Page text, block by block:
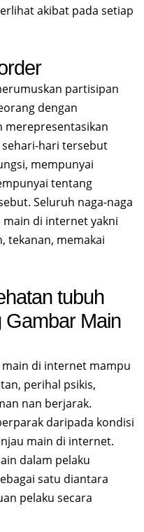
akibat pada setiap
partisipan
dengan
merepresentasikan
hari tersebut
mempunyai
tentang
Seluruh naga-naga
di internet yakni
tekanan, memakai
tubuh
Gambar Main
di internet mampu
perihal psikis,
nan berjarak.
daripada kondisi
main di internet.
dalam pelaku
satu diantara
pelaku secara